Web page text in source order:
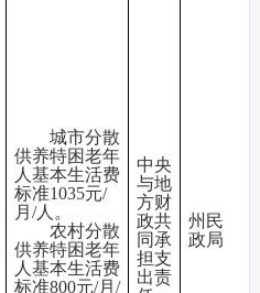
城市分散
供养特困老年
人基本生活费
标准1035元/
月/人。
农村分散
供养特困老年
人基本生活费
标准800元/月/
中央
与地
方财
政共
同承
担支
出责
州民
政局